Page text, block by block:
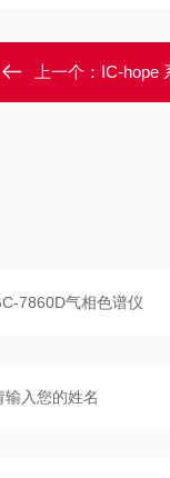
上一个： IC-hope